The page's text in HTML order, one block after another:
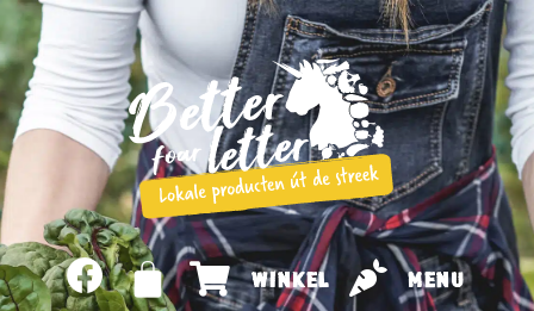
WINKEL MENU